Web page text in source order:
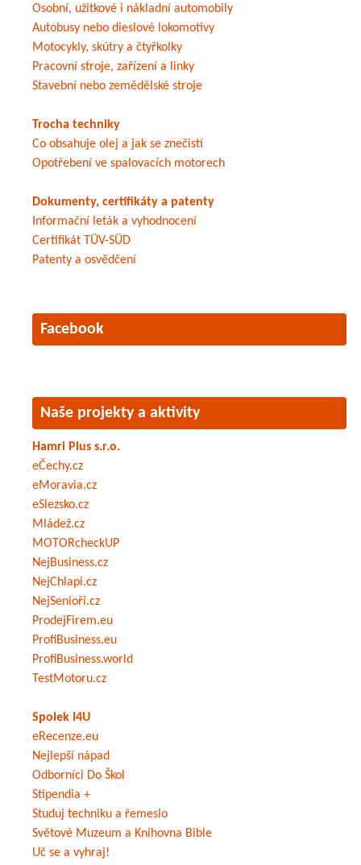
Osobní, užitkové i nákladní automobily
Autobusy nebo dieslové lokomotivy
Motocykly, skútry a čtyřkolky
Pracovní stroje, zařízení a linky
Stavební nebo zemědělské stroje
Trocha techniky
Co obsahuje olej a jak se znečistí
Opotřebení ve spalovacích motorech
Dokumenty, certifikáty a patenty
Informační leták a vyhodnocení
Certifikát TÜV-SÜD
Patenty a osvědčení
Facebook
Naše projekty a aktivity
Hamri Plus s.r.o.
eČechy.cz
eMoravia.cz
eSlezsko.cz
Mládež.cz
MOTORcheckUP
NejBusiness.cz
NejChlapi.cz
NejSenioři.cz
ProdejFirem.eu
ProfiBusiness.eu
ProfiBusiness.world
TestMotoru.cz
Spolek I4U
eRecenze.eu
Nejlepší nápad
Odborníci Do Škol
Stipendia +
Studuj techniku a řemeslo
Světové Muzeum a Knihovna Bible
Uč se a vyhraj!